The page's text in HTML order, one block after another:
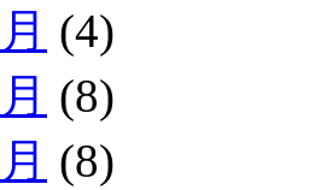
(4)
(8)
(8)